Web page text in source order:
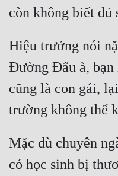
Tiên Hiệp
Tiểu Thuyết
Trinh Thám
Trùng Sinh
Trọng Sinh
Hiệu trưởng nói
Đường Đấu à, bạn
cũng là con gái,
Mặc dù chuyên
có học sinh bị